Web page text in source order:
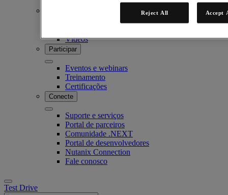
Vídeos
Participar
Eventos e webinars
Treinamento
Certificações
Conecte
Suporte e serviços
Portal de parceiros
Comunidade .NEXT
Portal de desenvolvedores
Nutanix Connection
Fale conosco
Test Drive
Reject All Accept